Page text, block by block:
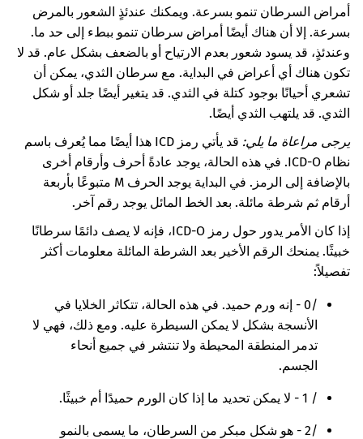
أمراض السرطان تنمو بسرعة. ويمكنك عندئذٍ الشعور بالمرض
بسرعة. إلا أن هناك أيضًا أمراض سرطان تنمو ببطء إلى حد ما.
وعندئذٍ، قد يسود شعور بعدم الارتياح أو بالضعف بشكل عام. قد لا
تكون هناك أي أعراض في البداية. مع سرطان الثدي، يمكن أن
تشعري أحيانًا بوجود كتلة في الثدي. قد يتغير أيضًا جلد أو شكل
الثدي. قد يلتهب الثدي أيضًا.
يرجى مراعاة ما يلي:
قد يأتي رمز ICD هذا أيضًا مما يُعرف باسم
نظام ICD-O. في هذه الحالة، يوجد عادةً أحرف وأرقام أخرى
بالإضافة إلى الرمز. في البداية يوجد الحرف M متبوعًا بأربعة
أرقام ثم شرطة مائلة. بعد الخط المائل يوجد رقم آخر.
إذا كان الأمر يدور حول رمز ICD-O، فإنه لا يصف دائمًا سرطانًا
خبيثًا. يمنحك الرقم الأخير بعد الشرطة المائلة معلومات أكثر
تفصيلاً:
/0 - إنه ورم حميد. في هذه الحالة، تتكاثر الخلايا في
الأنسجة بشكل لا يمكن السيطرة عليه. ومع ذلك، فهي لا
تدمر المنطقة المحيطة ولا تنتشر في جميع أنحاء
الجسم.
/ 1 - لا يمكن تحديد ما إذا كان الورم حميدًا أم خبيثًا.
/2 - هو شكل مبكر من السرطان، ما يسمى بالنمو